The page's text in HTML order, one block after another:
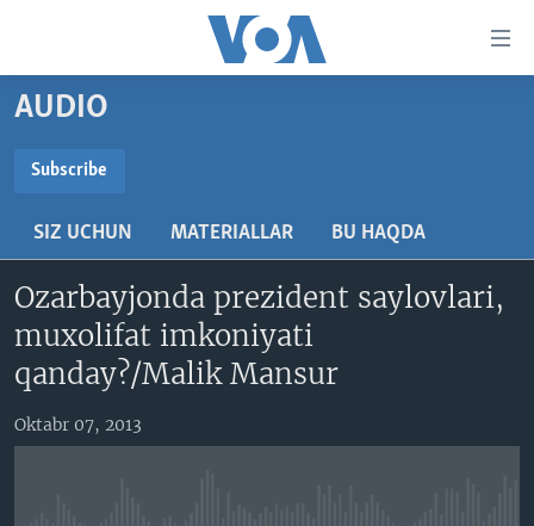
boring
Boshiga
Qidiruvga
AMERIKA
VATANDOSHLAR
MULTIMEDIA
AMERIKA MANZARALARI
XALQARO HAYOT
IJTIMOIY TARMOQLAR
FACEBOOK
INGLIZ TILI DARSLARI
AUDIO
Subscribe
SIZ UCHUN MATERIALLAR BU HAQDA
Ozarbayjonda prezident saylovlari,
muxolifat imkoniyati
qanday?/Malik Mansur
Oktabr 07, 2013